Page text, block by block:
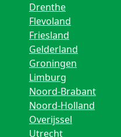
Drenthe
Flevoland
Friesland
Gelderland
Groningen
Limburg
Noord-Brabant
Noord-Holland
Overijssel
Utrecht